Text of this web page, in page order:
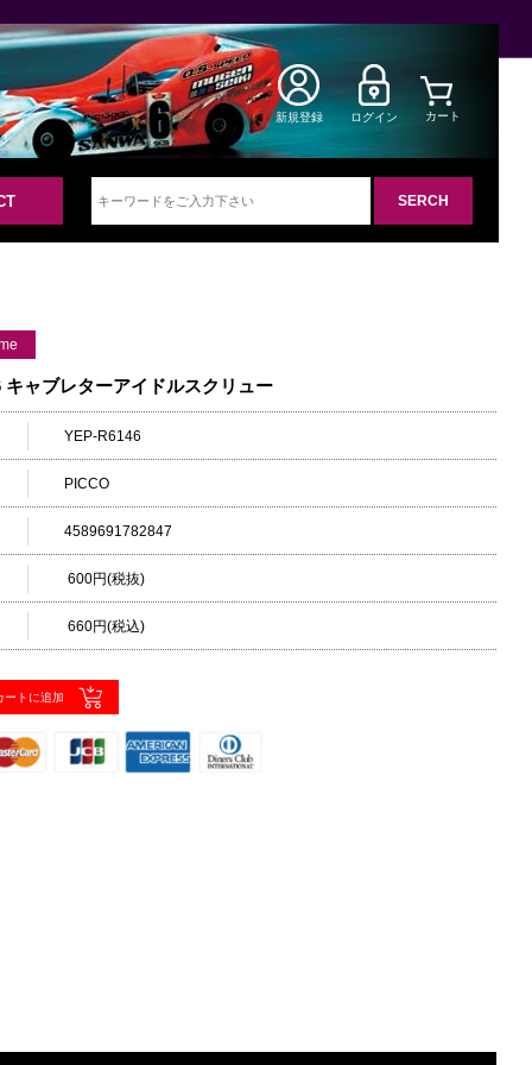
新規登録 ログイン カート
キャブレターアイドルスクリュー
YEP-R6146
PICCO
4589691782847
600円(税抜)
660円(税込)